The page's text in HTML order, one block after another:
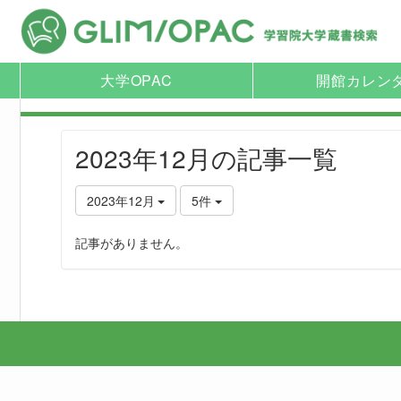
大学OPAC 開館カレン
2023年12月の記事一覧
2023年12月 5件
記事がありません。